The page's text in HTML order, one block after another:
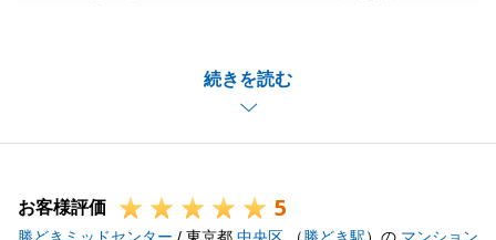
続きを読む
し付けくださいませ。
末永いお付き合いを宜しくお願いいたします。
閉じる
お客様評価 5